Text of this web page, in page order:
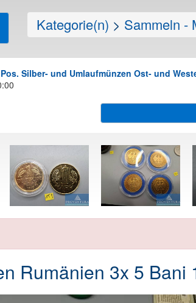
Kategorie(n) > Sammeln -
Silber- und Umlaufmünzen Ost- und
Rumänien 3x 5 Bani